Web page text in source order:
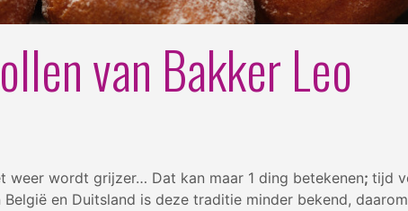
van Bakker Leo
weer wordt grijzer… Dat kan maar 1 ding betekenen; tijd
en Duitsland is deze traditie minder bekend,